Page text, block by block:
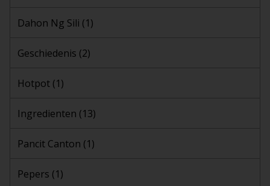
Dahon Ng Sili (1)
Geschiedenis (2)
Hotpot (1)
Ingredienten (13)
Pancit Canton (1)
Pepers (1)